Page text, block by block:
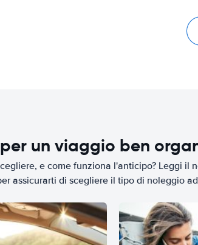
un viaggio ben
e come funziona l'anticipo? Leggi il
assicurarti di scegliere il tipo di noleggio